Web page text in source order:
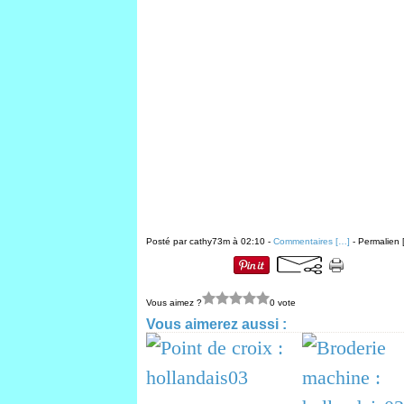
Posté par cathy73m à 02:10 - Commentaires [ ] - Permalien [
Vous aimez ? 0 vote
Vous aimerez aussi :